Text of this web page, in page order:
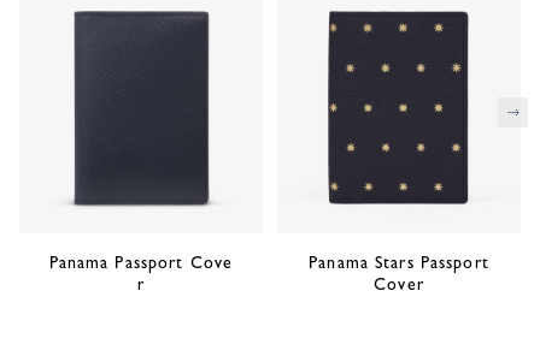
Panama Passport Cove
r
Panama Stars Passport
Cover
次